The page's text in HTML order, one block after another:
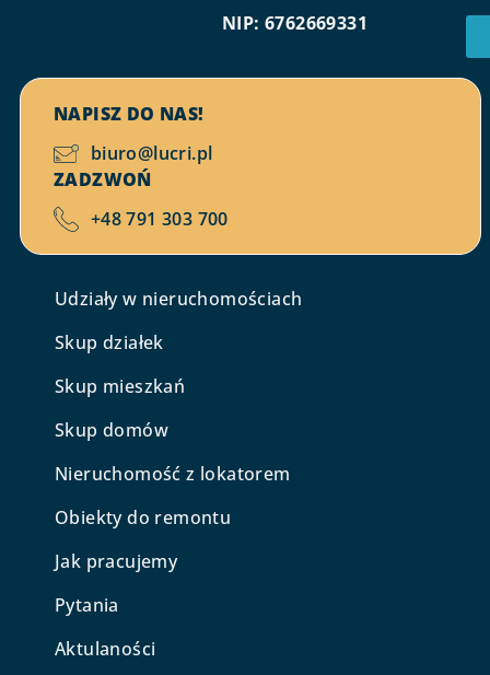
NIP: 6762669331
NAPISZ DO NAS!
biuro@lucri.pl
ZADZWOŃ
+48 791 303 700
Udziały w nieruchomościach
Skup działek
Skup mieszkań
Skup domów
Nieruchomość z lokatorem
Obiekty do remontu
Jak pracujemy
Pytania
Aktulaności